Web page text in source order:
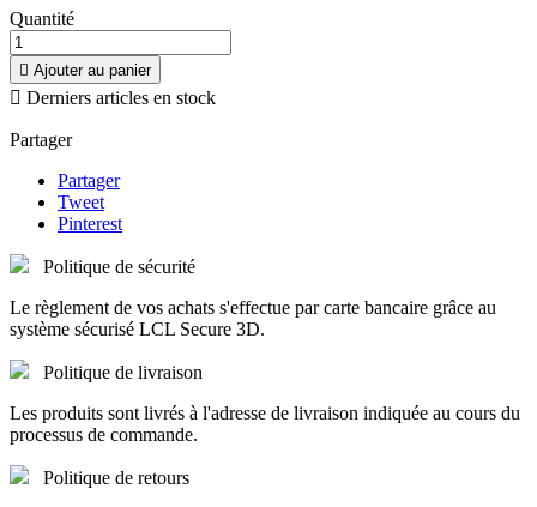
Quantité
 Ajouter au panier
 Derniers articles en stock
Partager
Partager
Tweet
Pinterest
Politique de sécurité
Le règlement de vos achats s'effectue par carte bancaire grâce au
système sécurisé LCL Secure 3D.
Politique de livraison
Les produits sont livrés à l'adresse de livraison indiquée au cours du
processus de commande.
Politique de retours